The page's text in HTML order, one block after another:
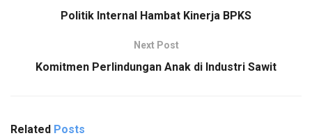
Politik Internal Hambat Kinerja BPKS
Next Post
Komitmen Perlindungan Anak di Industri Sawit
Related Posts